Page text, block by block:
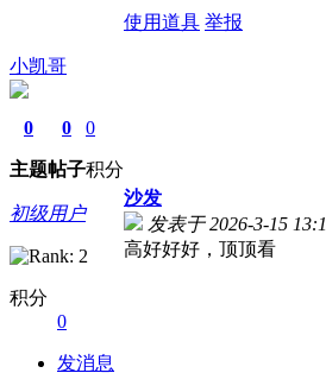
使用道具 举报
小凯哥
0
主题
0
帖子
0
积分
初级用户
积分
0
发消息
沙发
发表于 2026-3-15
高好好好，顶顶看